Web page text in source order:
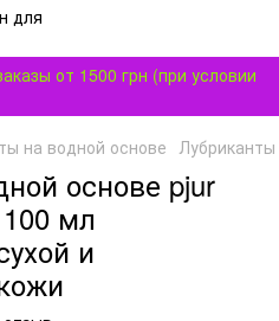
от 1500 грн (при условии
на водной основе
основе pjur
мл
и